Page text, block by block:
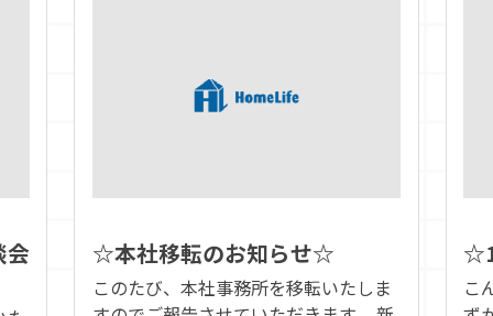
会 ☆本社移転のお知らせ☆
このたび、本社事務所を移転いたしま
こ